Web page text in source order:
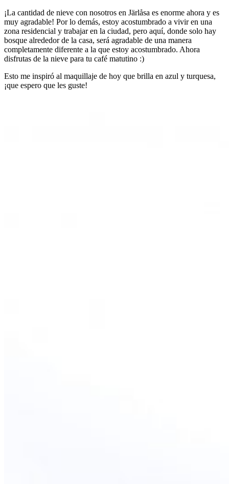
¡La cantidad de nieve con nosotros en Järlåsa es enorme ahora y es
muy agradable! Por lo demás, estoy acostumbrado a vivir en una
zona residencial y trabajar en la ciudad, pero aquí, donde solo hay
bosque alrededor de la casa, será agradable de una manera
completamente diferente a la que estoy acostumbrado. Ahora
disfrutas de la nieve para tu café matutino :)
Esto me inspiró al maquillaje de hoy que brilla en azul y turquesa,
¡que espero que les guste!